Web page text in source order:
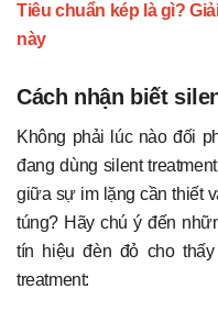
Tiêu chuẩn kép là gì?
này
Cách nhận biết
Không phải lúc nào đối
đang dùng silent
giữa sự im lặng cần thiết
túng? Hãy chú ý đến
tín hiệu đèn đỏ cho
treatment: